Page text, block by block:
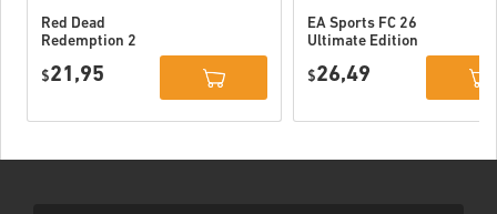
Red Dead
Redemption 2
$21,95
EA Sports FC 26
Ultimate Edition
Series X|S
$26,49